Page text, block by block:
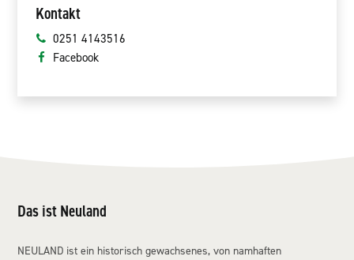
Kontakt
0251 4143516
Facebook
Das ist Neuland
NEULAND ist ein historisch gewachsenes, von namhaften